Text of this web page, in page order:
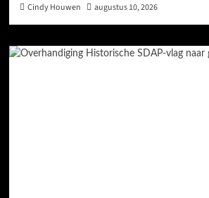
Cindy Houwen augustus 10, 2026